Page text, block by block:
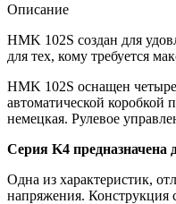
Описание
HMK 102S создан для
для тех, кому требуется
HMK 102S оснащен
автоматической коробкой
немецкая. Рулевое
Серия K4 предназначена
Одна из характеристик,
напряжения. Конструкция